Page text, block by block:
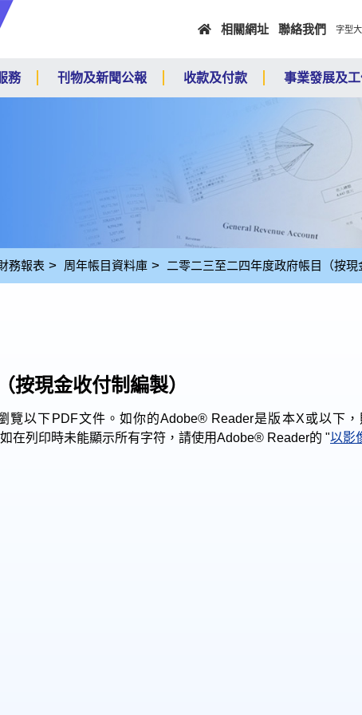
相關網址
聯絡我們 字型
務 刊物及新聞公報 收款及付款 事業發展及
務報表 周年帳目資料庫 二零二三至二四年度政府帳目（按現
按現金收付制編製）
覽以下PDF文件。如你的Adobe® Reader是版本X或以下
如在列印時未能顯示所有字符，請使用Adobe® Reader的 "以影